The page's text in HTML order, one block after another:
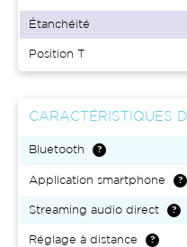
Étanchéité
Position T
CARACTÉRISTIQUES
Bluetooth
Application smartphone
Streaming audio direct
Réglage à distance